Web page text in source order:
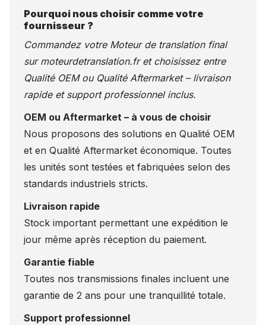
Pourquoi nous choisir comme votre
fournisseur ?
Commandez votre Moteur de translation final
sur moteurdetranslation.fret choisissez entre
Qualité OEM ou Qualité Aftermarket – livraison
rapide et support professionnel inclus.
OEM ou Aftermarket – à vous de choisir
Nous proposons des solutions en Qualité OEM
et en Qualité Aftermarket économique. Toutes
les unités sont testées et fabriquées selon des
standards industriels stricts.
Livraison rapide
Stock important permettant une expédition le
jour même après réception du paiement.
Garantie fiable
Toutes nos transmissions finales incluent une
garantie de 2 ans pour une tranquillité totale.
Support professionnel